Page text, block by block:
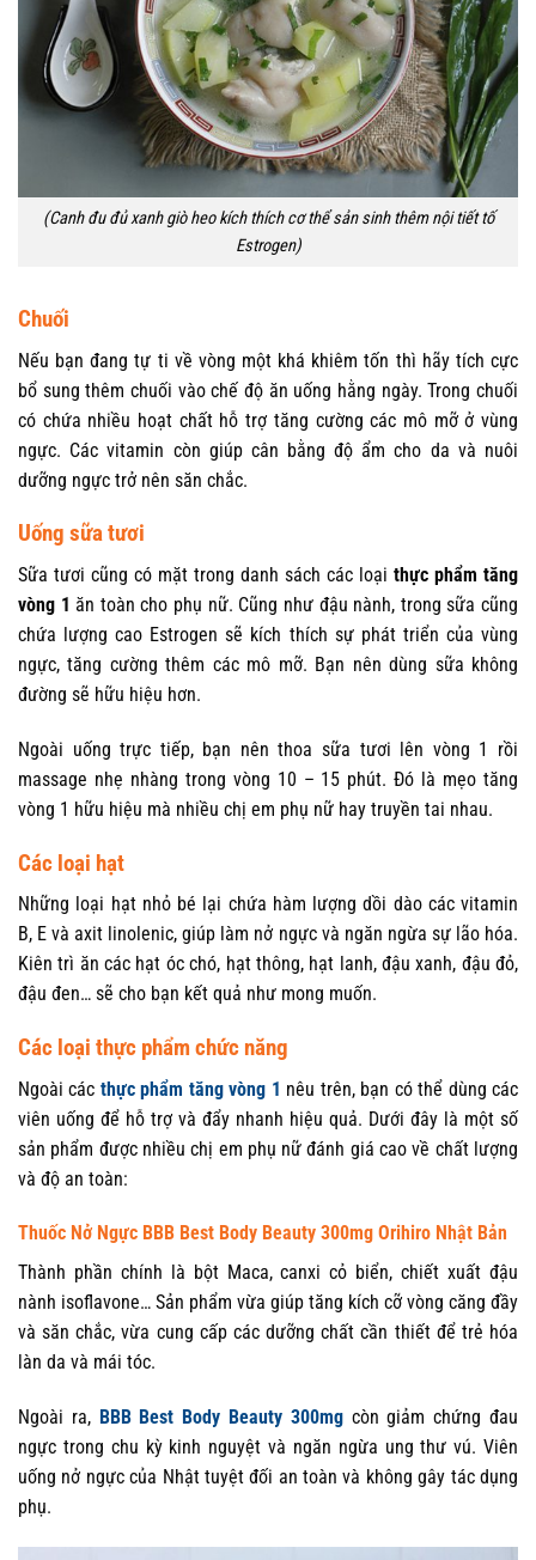
(Canh đu đủ xanh giò heo kích thích cơ thể sản sinh thêm nội tiết tố
Estrogen)
Chuối
Nếu bạn đang tự ti về vòng một khá khiêm tốn thì hãy tích cực
bổ sung thêm chuối vào chế độ ăn uống hằng ngày. Trong chuối
có chứa nhiều hoạt chất hỗ trợ tăng cường các mô mỡ ở vùng
ngực. Các vitamin còn giúp cân bằng độ ẩm cho da và nuôi
dưỡng ngực trở nên săn chắc.
Uống sữa tươi
Sữa tươi cũng có mặt trong danh sách các loại thực phẩm tăng
vòng 1 ăn toàn cho phụ nữ. Cũng như đậu nành, trong sữa cũng
chứa lượng cao Estrogen sẽ kích thích sự phát triển của vùng
ngực, tăng cường thêm các mô mỡ. Bạn nên dùng sữa không
đường sẽ hữu hiệu hơn.
Ngoài uống trực tiếp, bạn nên thoa sữa tươi lên vòng 1 rồi
massage nhẹ nhàng trong vòng 10 – 15 phút. Đó là mẹo tăng
vòng 1 hữu hiệu mà nhiều chị em phụ nữ hay truyền tai nhau.
Các loại hạt
Những loại hạt nhỏ bé lại chứa hàm lượng dồi dào các vitamin
B, E và axit linolenic, giúp làm nở ngực và ngăn ngừa sự lão hóa.
Kiên trì ăn các hạt óc chó, hạt thông, hạt lanh, đậu xanh, đậu đỏ,
đậu đen… sẽ cho bạn kết quả như mong muốn.
Các loại thực phẩm chức năng
Ngoài các thực phẩm tăng vòng 1 nêu trên, bạn có thể dùng các
viên uống để hỗ trợ và đẩy nhanh hiệu quả. Dưới đây là một số
sản phẩm được nhiều chị em phụ nữ đánh giá cao về chất lượng
và độ an toàn:
Thuốc Nở Ngực BBB Best Body Beauty 300mg Orihiro Nhật Bản
Thành phần chính là bột Maca, canxi cỏ biển, chiết xuất đậu
nành isoflavone… Sản phẩm vừa giúp tăng kích cỡ vòng căng đầy
và săn chắc, vừa cung cấp các dưỡng chất cần thiết để trẻ hóa
làn da và mái tóc.
Ngoài ra, BBB Best Body Beauty 300mgcòn giảm chứng đau
ngực trong chu kỳ kinh nguyệt và ngăn ngừa ung thư vú. Viên
uống nở ngực của Nhật tuyệt đối an toàn và không gây tác dụng
phụ.